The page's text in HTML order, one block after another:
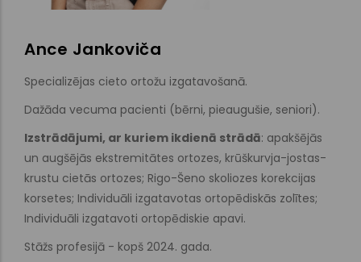
Ance Jankoviča
Specializējas cieto ortožu izgatavošanā.
Dažāda vecuma pacienti (bērni, pieaugušie, seniori).
Izstrādājumi, ar kuriem ikdienā strādā: apakšējās
un augšējās ekstremitātes ortozes, krūškurvja-jostas-
krustu cietās ortozes; Rigo-Šeno skoliozes korekcijas
korsetes; Individuāli izgatavotas ortopēdiskās zolītes;
Individuāli izgatavoti ortopēdiskie apavi.
Stāžs profesijā - kopš 2024. gada.